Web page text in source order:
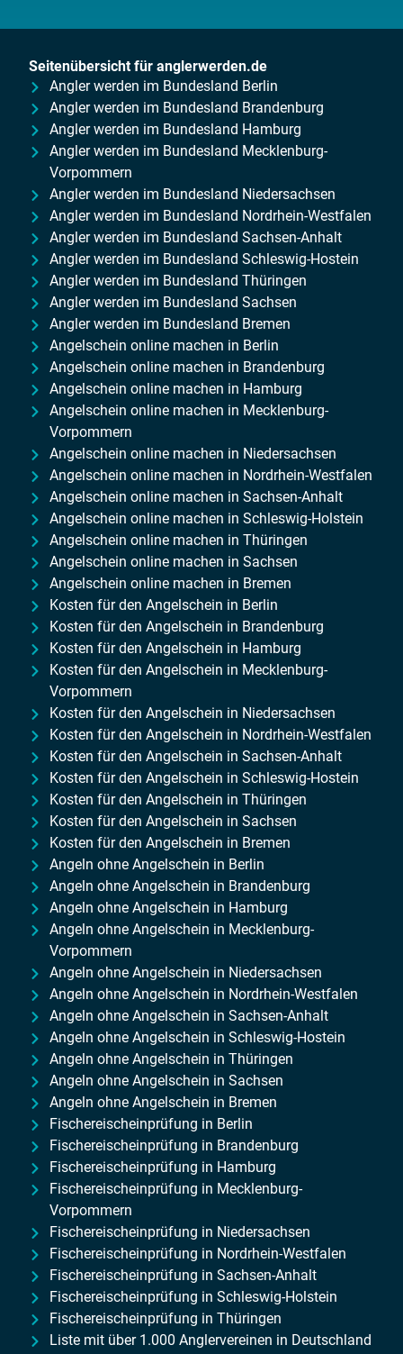
Seitenübersicht für anglerwerden.de
Angler werden im Bundesland Berlin
Angler werden im Bundesland Brandenburg
Angler werden im Bundesland Hamburg
Angler werden im Bundesland Mecklenburg-
Vorpommern
Angler werden im Bundesland Niedersachsen
Angler werden im Bundesland Nordrhein-Westfalen
Angler werden im Bundesland Sachsen-Anhalt
Angler werden im Bundesland Schleswig-Hostein
Angler werden im Bundesland Thüringen
Angler werden im Bundesland Sachsen
Angler werden im Bundesland Bremen
Angelschein online machen in Berlin
Angelschein online machen in Brandenburg
Angelschein online machen in Hamburg
Angelschein online machen in Mecklenburg-
Vorpommern
Angelschein online machen in Niedersachsen
Angelschein online machen in Nordrhein-Westfalen
Angelschein online machen in Sachsen-Anhalt
Angelschein online machen in Schleswig-Holstein
Angelschein online machen in Thüringen
Angelschein online machen in Sachsen
Angelschein online machen in Bremen
Kosten für den Angelschein in Berlin
Kosten für den Angelschein in Brandenburg
Kosten für den Angelschein in Hamburg
Kosten für den Angelschein in Mecklenburg-
Vorpommern
Kosten für den Angelschein in Niedersachsen
Kosten für den Angelschein in Nordrhein-Westfalen
Kosten für den Angelschein in Sachsen-Anhalt
Kosten für den Angelschein in Schleswig-Hostein
Kosten für den Angelschein in Thüringen
Kosten für den Angelschein in Sachsen
Kosten für den Angelschein in Bremen
Angeln ohne Angelschein in Berlin
Angeln ohne Angelschein in Brandenburg
Angeln ohne Angelschein in Hamburg
Angeln ohne Angelschein in Mecklenburg-
Vorpommern
Angeln ohne Angelschein in Niedersachsen
Angeln ohne Angelschein in Nordrhein-Westfalen
Angeln ohne Angelschein in Sachsen-Anhalt
Angeln ohne Angelschein in Schleswig-Hostein
Angeln ohne Angelschein in Thüringen
Angeln ohne Angelschein in Sachsen
Angeln ohne Angelschein in Bremen
Fischereischeinprüfung in Berlin
Fischereischeinprüfung in Brandenburg
Fischereischeinprüfung in Hamburg
Fischereischeinprüfung in Mecklenburg-
Vorpommern
Fischereischeinprüfung in Niedersachsen
Fischereischeinprüfung in Nordrhein-Westfalen
Fischereischeinprüfung in Sachsen-Anhalt
Fischereischeinprüfung in Schleswig-Holstein
Fischereischeinprüfung in Thüringen
Liste mit über 1.000 Anglervereinen in Deutschland